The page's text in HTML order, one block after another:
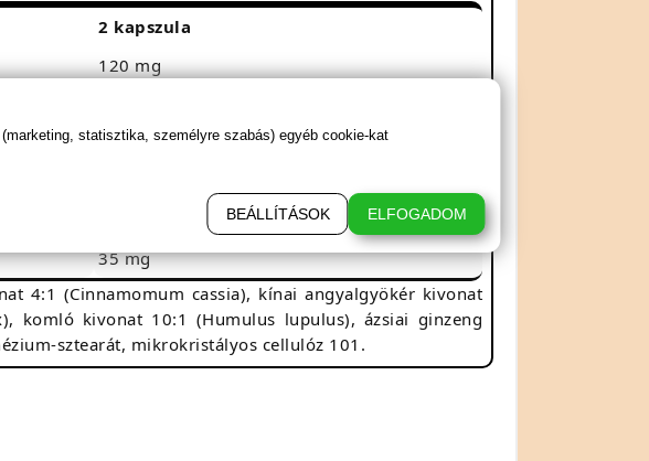
2 kapszula
120 mg
100 mg
35 mg
4:1 (Cinnamomum cassia), kínai angyalgyökér kivonat
komló kivonat 10:1 (Humulus lupulus), ázsiai ginzeng
sztearát, mikrokristályos cellulóz 101.
statisztika, személyre szabás) egyéb cookie-kat
BEÁLLÍTÁSOK ELFOGADOM